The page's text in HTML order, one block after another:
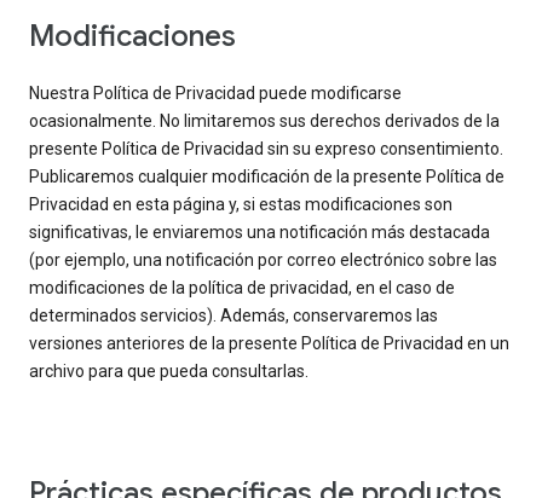
Modificaciones
Nuestra Política de Privacidad puede modificarse
ocasionalmente. No limitaremos sus derechos derivados de la
presente Política de Privacidad sin su expreso consentimiento.
Publicaremos cualquier modificación de la presente Política de
Privacidad en esta página y, si estas modificaciones son
significativas, le enviaremos una notificación más destacada
(por ejemplo, una notificación por correo electrónico sobre las
modificaciones de la política de privacidad, en el caso de
determinados servicios). Además, conservaremos las
versiones anteriores de la presente Política de Privacidad en un
archivo para que pueda consultarlas.